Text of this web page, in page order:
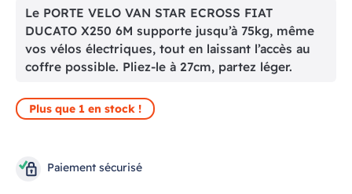
Le PORTE VELO VAN STAR ECROSS FIAT
DUCATO X250 6M supporte jusqu’à 75kg, même
vos vélos électriques, tout en laissant l’accès au
coffre possible. Pliez-le à 27cm, partez léger.
Plus que 1 en stock !
Paiement sécurisé